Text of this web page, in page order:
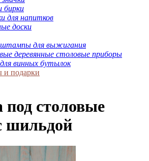
бирки
для напитков
доски
для выжигания
деревянные столовые приборы
винных бутылок
и подарки
под столовые
шильдой